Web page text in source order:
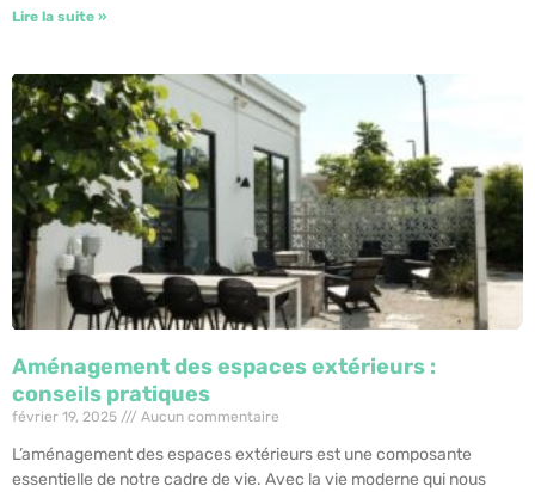
Lire la suite »
Aménagement des espaces extérieurs :
conseils pratiques
février 19, 2025 Aucun commentaire
L’aménagement des espaces extérieurs est une composante
essentielle de notre cadre de vie. Avec la vie moderne qui nous